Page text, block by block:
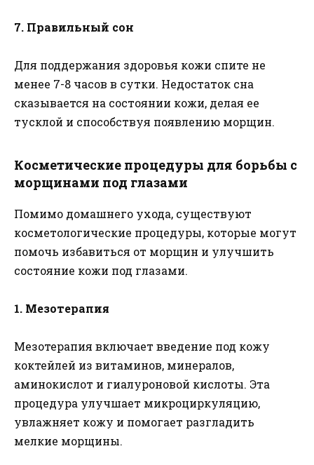
7. Правильный сон
Для поддержания здоровья кожи спите не
менее 7-8 часов в сутки. Недостаток сна
сказывается на состоянии кожи, делая ее
тусклой и способствуя появлению морщин.
Косметические процедуры для борьбы с
морщинами под глазами
Помимо домашнего ухода, существуют
косметологические процедуры, которые могут
помочь избавиться от морщин и улучшить
состояние кожи под глазами.
1. Мезотерапия
Мезотерапия включает введение под кожу
коктейлей из витаминов, минералов,
аминокислот и гиалуроновой кислоты. Эта
процедура улучшает микроциркуляцию,
увлажняет кожу и помогает разгладить
мелкие морщины.